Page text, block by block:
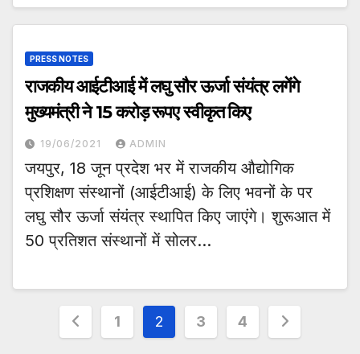
PRESS NOTES
राजकीय आईटीआई में लघु सौर ऊर्जा संयंत्र लगेंगे
मुख्यमंत्री ने 15 करोड़ रूपए स्वीकृत किए
19/06/2021 ADMIN
जयपुर, 18 जून प्रदेश भर में राजकीय औद्योगिक
प्रशिक्षण संस्थानों (आईटीआई) के लिए भवनों के पर
लघु सौर ऊर्जा संयंत्र स्थापित किए जाएंगे। शुरूआत में
50 प्रतिशत संस्थानों में सोलर…
Posts
1 2 3 4